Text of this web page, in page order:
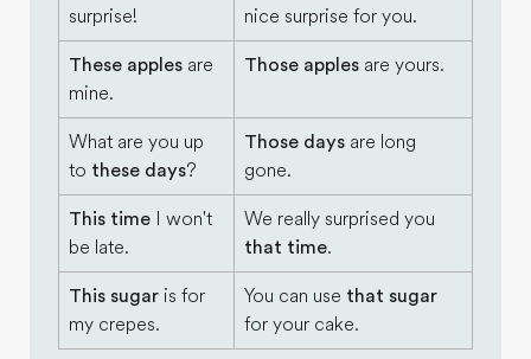
surprise!
nice surprise for you.
These apples are
mine.
Those apples are yours.
What are you up
to these days?
Those days are long
gone.
This time I won't
be late.
We really surprised you
that time.
This sugar is for
my crepes.
You can use that sugar
for your cake.